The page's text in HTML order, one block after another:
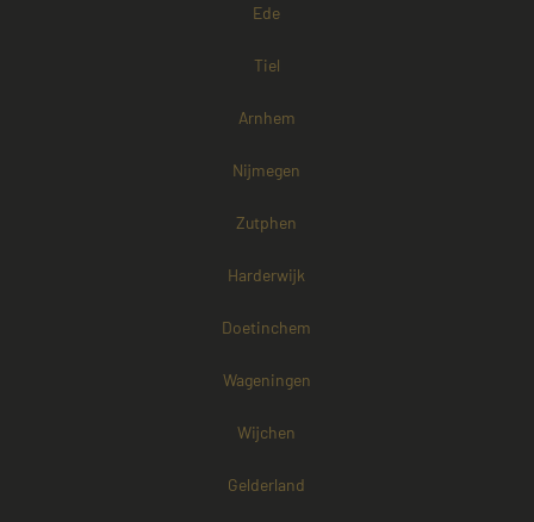
Ede
Tiel
Arnhem
Nijmegen
Zutphen
Harderwijk
Doetinchem
Wageningen
Wijchen
Gelderland